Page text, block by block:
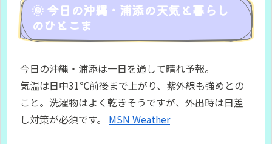
🌞 今日の沖縄・浦添の天気と暮らし
のひとこま
今日の沖縄・浦添は一日を通して晴れ予報。
気温は日中31℃前後まで上がり、紫外線も強めとの
こと。洗濯物はよく乾きそうですが、外出時は日差
し対策が必須です。 MSN Weather